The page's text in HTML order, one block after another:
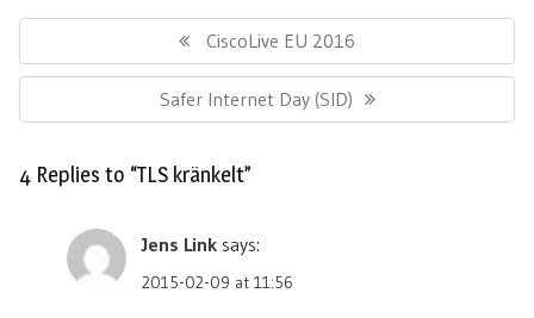
Previous
Post:
CiscoLive EU 2016
Next
Post:
Safer Internet Day (SID)
4 Replies to “TLS kränkelt”
Jens Link says:
2015-02-09 at 11:56